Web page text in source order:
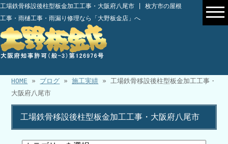
工場鉄骨移設後柱型板金加工工事・大阪府八尾市 | 枚方市の屋根
工事・雨樋工事・雨漏り修理なら「大野板金店」へ
HOME » ブログ »施工実績 » 工場鉄骨移設後柱型板金加工工事・
大阪府八尾市
工場鉄骨移設後柱型板金加工工事・大阪府八尾市